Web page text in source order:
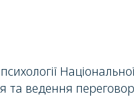
та ведення